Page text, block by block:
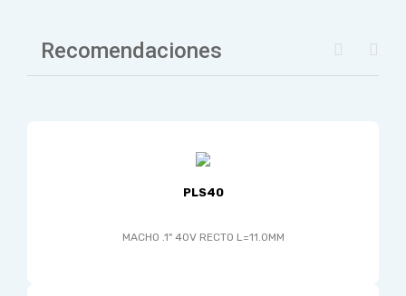
Recomendaciones
PLS40
MACHO .1" 40V RECTO L=11.0MM